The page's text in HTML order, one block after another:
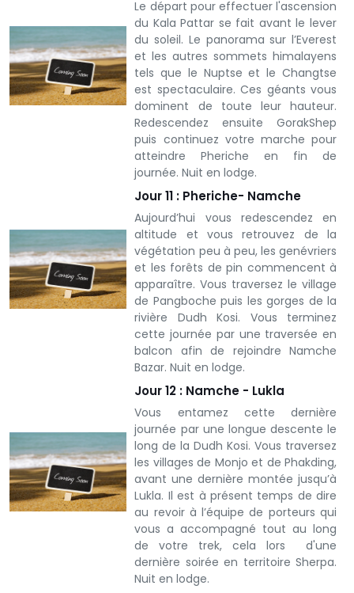
Le départ pour effectuer l'ascension
du Kala Pattar se fait avant le lever
du soleil. Le panorama sur l’Everest
et les autres sommets himalayens
tels que le Nuptse et le Changtse
est spectaculaire. Ces géants vous
dominent de toute leur hauteur.
Redescendez ensuite GorakShep
puis continuez votre marche pour
atteindre Pheriche en fin de
journée. Nuit en lodge.
Jour 11 : Pheriche- Namche
Aujourd’hui vous redescendez en
altitude et vous retrouvez de la
végétation peu à peu, les genévriers
et les forêts de pin commencent à
apparaître. Vous traversez le village
de Pangboche puis les gorges de la
rivière Dudh Kosi. Vous terminez
cette journée par une traversée en
balcon afin de rejoindre Namche
Bazar. Nuit en lodge.
Jour 12 : Namche - Lukla
Vous entamez cette dernière
journée par une longue descente le
long de la Dudh Kosi. Vous traversez
les villages de Monjo et de Phakding,
avant une dernière montée jusqu’à
Lukla. Il est à présent temps de dire
au revoir à l’équipe de porteurs qui
vous a accompagné tout au long
de votre trek, cela lors d'une
dernière soirée en territoire Sherpa.
Nuit en lodge.